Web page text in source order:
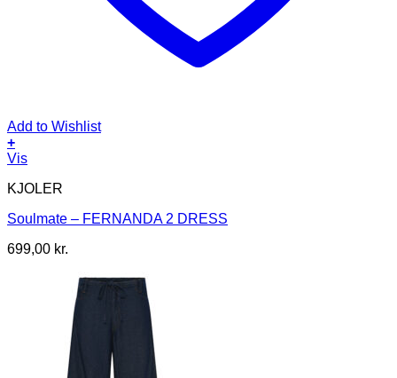
Add to Wishlist
+
Dette
har
varianter.
kan
Vis
KJOLER
Soulmate – FERNANDA 2 DRESS
699,00 kr.